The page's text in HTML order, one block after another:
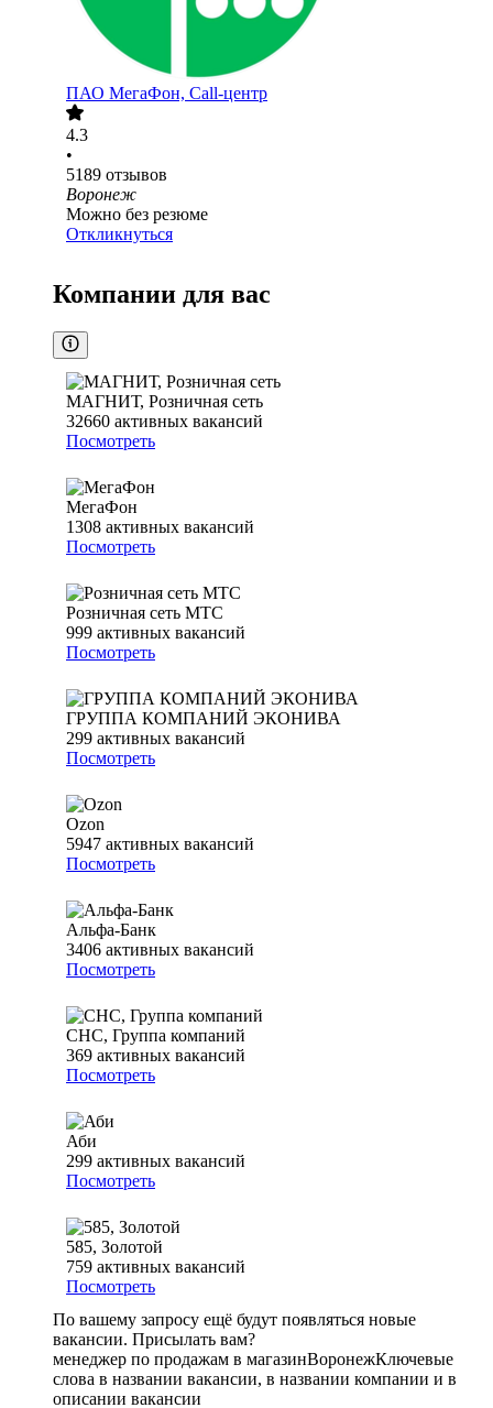
ПАО МегаФон, Call-центр
4.3
•
5189 отзывов
Воронеж
Можно без резюме
Откликнуться
Компании для вас
МАГНИТ, Розничная сеть
32660 активных вакансий
Посмотреть
МегаФон
1308 активных вакансий
Посмотреть
Розничная сеть МТС
999 активных вакансий
Посмотреть
ГРУППА КОМПАНИЙ ЭКОНИВА
299 активных вакансий
Посмотреть
Ozon
5947 активных вакансий
Посмотреть
Альфа-Банк
3406 активных вакансий
Посмотреть
СНС, Группа компаний
369 активных вакансий
Посмотреть
Аби
299 активных вакансий
Посмотреть
585, Золотой
759 активных вакансий
Посмотреть
По вашему запросу ещё будут появляться новые
вакансии. Присылать вам?
менеджер по продажам в магазинВоронежКлючевые
слова в названии вакансии, в названии компании и в
описании вакансии